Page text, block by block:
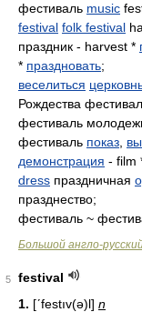
фестиваль music
festival folk festival
праздник - harvest *
* праздновать;
веселиться
Рождества
фестиваль
фестиваль показ
демонстрация - film
dress праздничная
празднество;
фестиваль ~
Большой англо-
5
festival
1. [ʹfestıv(ə)l] n